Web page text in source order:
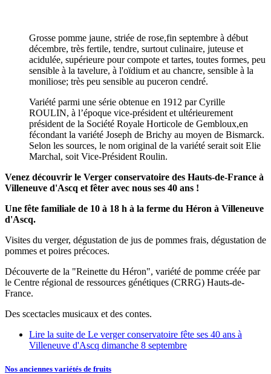
Grosse pomme jaune, striée de rose,fin septembre à début
décembre, très fertile, tendre, surtout culinaire, juteuse et
acidulée, supérieure pour compote et tartes, toutes formes, peu
sensible à la tavelure, à l'oïdium et au chancre, sensible à la
moniliose; très peu sensible au puceron cendré.
Variété parmi une série obtenue en 1912 par Cyrille
ROULIN, à l’époque vice-président et ultérieurement
président de la Société Royale Horticole de Gembloux,en
fécondant la variété Joseph de Brichy au moyen de Bismarck.
Selon les sources, le nom original de la variété serait soit Elie
Marchal, soit Vice-Président Roulin.
Venez découvrir le Verger conservatoire des Hauts-de-France à
Villeneuve d'Ascq et fêter avec nous ses 40 ans !
Une fête familiale de 10 à 18 h à la ferme du Héron à Villeneuve
d'Ascq.
Visites du verger, dégustation de jus de pommes frais, dégustation de
pommes et poires précoces.
Découverte de la "Reinette du Héron", variété de pomme créée par
le Centre régional de ressources génétiques (CRRG) Hauts-de-
France.
Des scectacles musicaux et des contes.
Lire la suite de Le verger conservatoire fête ses 40 ans à
Villeneuve d'Ascq dimanche 8 septembre
Nos anciennes variétés de fruits